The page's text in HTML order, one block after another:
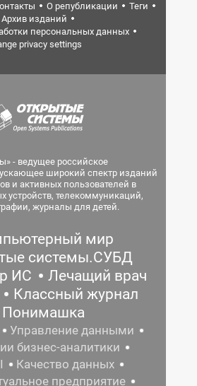
О републикации
Теги
Архив изданий
персональных данных
privacy settings
- ведущее российское
широкий спектр изданий
и активных пользователей в
устройств, телекоммуникаций,
журналы для детей.
мир
системы.СУБД
ИС
Лечащий врач
Классный журнал
Понимашка
Управление данными
бизнес-аналитики
Качество данных
предприятие